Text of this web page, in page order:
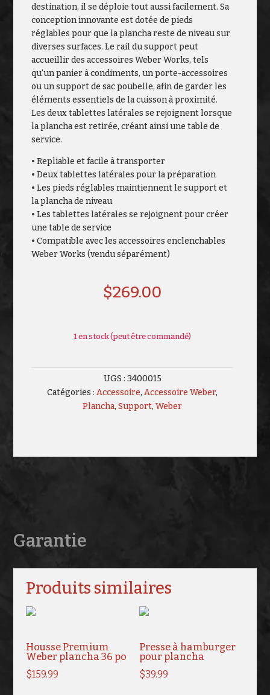
destination, il se déploie tout aussi facilement. Sa
conception innovante est dotée de pieds
réglables pour que la plancha reste de niveau sur
diverses surfaces. Le rail du support peut
accueillir des accessoires Weber Works, tels
qu’un panier à condiments, un porte-accessoires
ou un support de sac poubelle, afin de garder les
éléments essentiels de la cuisson à proximité.
Les deux tablettes latérales se rejoignent lorsque
la plancha est retirée, créant ainsi une table de
service.
• Repliable et facile à transporter
• Deux tablettes latérales pour la préparation
• Les pieds réglables maintiennent le support et
la plancha de niveau
• Les tablettes latérales se rejoignent pour créer
une table de service
• Compatible avec les accessoires enclenchables
Weber Works (vendu séparément)
$269.00
1 en stock (peut être commandé)
UGS : 3400015
Catégories :Accessoire,Accessoire Weber,
Plancha,Support,Weber
Garantie
Produits similaires
Housse Premium
Weber plancha 36 po
$159.99
Presse à hamburger
pour plancha
$39.99